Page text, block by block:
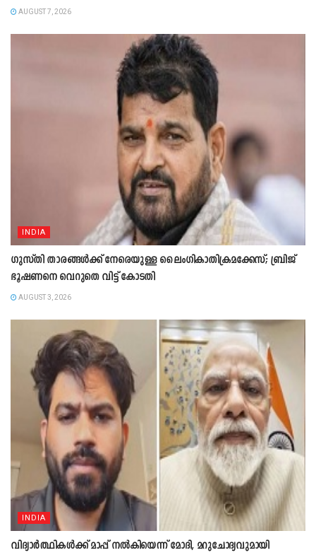
AUGUST 7, 2026
INDIA
ഗുസ്തി താരങ്ങൾക്ക് നേരെയുള്ള ലൈംഗികാതിക്രമക്കേസ്; ബ്രിജ്
ഭൂഷണനെ വെറുതെ വിട്ട് കോടതി
AUGUST 3, 2026
INDIA
വിദ്യാർത്ഥികൾക്ക് മാപ്പ് നൽകിയെന്ന് മോദി, മറുചോദ്യവുമായി